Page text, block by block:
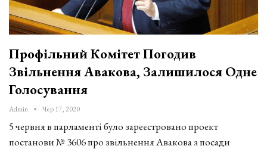
Профільний Комітет Погодив
Звільнення Авакова, Залишилося Одне
Голосування
Admin Чер 17, 2020
5 червня в парламенті було зареєстровано проект
постанови № 3606 про звільнення Авакова з посади